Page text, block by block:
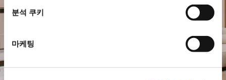
분석 쿠키
마케팅